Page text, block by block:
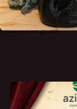
Ошибка загрузки.